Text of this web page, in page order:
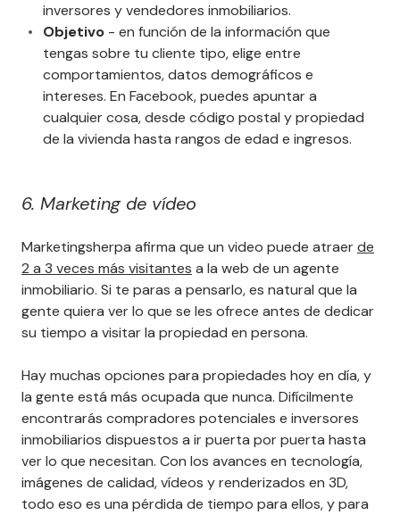
inversores y vendedores inmobiliarios.
Objetivo - en función de la información que
tengas sobre tu cliente tipo, elige entre
comportamientos, datos demográficos e
intereses. En Facebook, puedes apuntar a
cualquier cosa, desde código postal y propiedad
de la vivienda hasta rangos de edad e ingresos.
6. Marketing de vídeo
Marketingsherpa afirma que un video puede atraerde
2 a 3 veces más visitantes a la web de un agente
inmobiliario. Si te paras a pensarlo, es natural que la
gente quiera ver lo que se les ofrece antes de dedicar
su tiempo a visitar la propiedad en persona.
Hay muchas opciones para propiedades hoy en día, y
la gente está más ocupada que nunca. Difícilmente
encontrarás compradores potenciales e inversores
inmobiliarios dispuestos a ir puerta por puerta hasta
ver lo que necesitan. Con los avances en tecnología,
imágenes de calidad, vídeos y renderizados en 3D,
todo eso es una pérdida de tiempo para ellos, y para